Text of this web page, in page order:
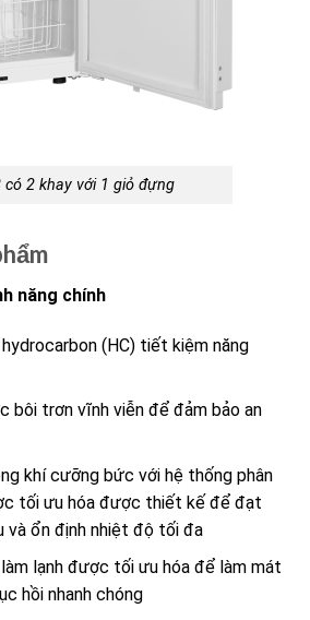
có 2 khay với 1 giỏ đựng
năng chính
(HC) tiết kiệm năng
bôi trơn vĩnh viễn để đảm bảo an
khí cưỡng bức với hệ thống phân
tối ưu hóa được thiết kế để đạt
ổn định nhiệt độ tối đa
lạnh được tối ưu hóa để làm mát
hồi nhanh chóng